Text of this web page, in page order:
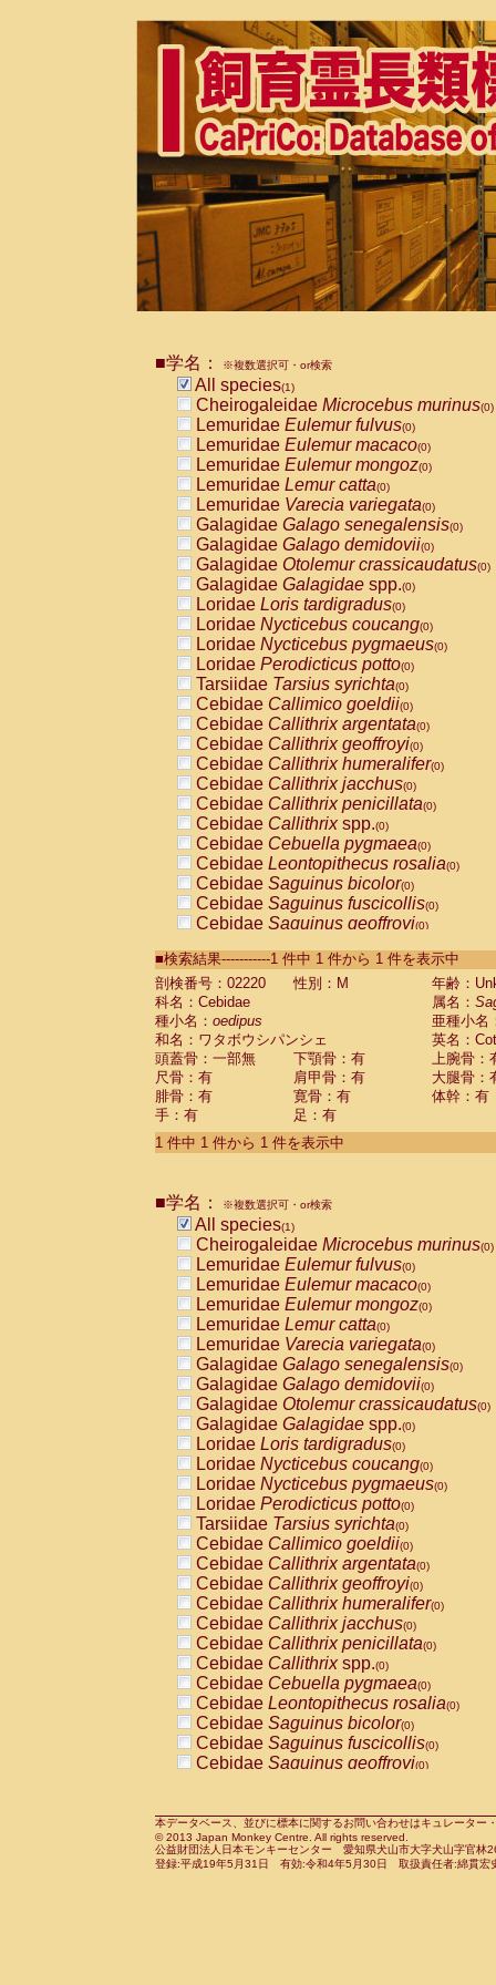
■学名： ※複数選択可・or検索
All species(1)
Cheirogaleidae Microcebus murinus(0)
Lemuridae Eulemur fulvus(0)
Lemuridae Eulemur macaco(0)
Lemuridae Eulemur mongoz(0)
Lemuridae Lemur catta(0)
Lemuridae Varecia variegata(0)
Galagidae Galago senegalensis(0)
Galagidae Galago demidovii(0)
Galagidae Otolemur crassicaudatus(0)
Galagidae Galagidae spp.(0)
Loridae Loris tardigradus(0)
Loridae Nycticebus coucang(0)
Loridae Nycticebus pygmaeus(0)
Loridae Perodicticus potto(0)
Tarsiidae Tarsius syrichta(0)
Cebidae Callimico goeldii(0)
Cebidae Callithrix argentata(0)
Cebidae Callithrix geoffroyi(0)
Cebidae Callithrix humeralifer(0)
Cebidae Callithrix jacchus(0)
Cebidae Callithrix penicillata(0)
Cebidae Callithrixspp.(0)
Cebidae Cebuella pygmaea(0)
Cebidae Leontopithecus rosalia(0)
Cebidae Saguinus bicolor(0)
Cebidae Saguinus fuscicollis(0)
Cebidae Saguinus geoffroyi(0)
CebidaeSaguinus labiatus(0)
Cebidae Saguinus leucopus (0)
Cebidae
Cebidae
CebidaeSaguinus nigricollis (0)
Cebidae Saguinus oedipus
Cebidae Saguinus weddelli
Cebidae Saguinusspp.
Cebidae Aotus trivirgatus
Cebidae Cebus albifrons
CebidaeCebus nigrivittatus
CebidaeCebus
CebidaeSaimiri boliviensis(0)
CebidaeSaimiri sciureus(0)
AtelidaeAlouatta caraya(0)
AtelidaeAlouatta fusca(0)
AtelidaeAlouatta seniculus
AtelidaeAlouattaspp.(0)
AtelidaeAteles belzebuth(0)
AtelidaeAteles geoffroyi(0)
AtelidaeAteles paniscus(0)
AtelidaeAtelesspp.(0)
Atelidae Lagothrix lagothricha
AtelidaeLagothrix lagothricha cana
PitheciidaeCacajao calvus
PitheciidaeCallicebus cupreus
PitheciidaeCallicebus donacophilus
PitheciidaeCallicebus moloch
PitheciidaeCallicebus torquatus
PitheciidaeCallicebusspp.(0)
PitheciidaeChiropotes satanas(0)
PitheciidaePithecia monachus
PitheciidaePithecia pithecia(0)
CercopithecidaeCercocebus agilis
CercopithecidaeCercocebus
CercopithecidaeCercocebus
CercopithecidaeCercocebus
CercopithecidaeCercocebus
CercopithecidaeCercocebushybrid
CercopithecidaePapio anubis(0)
CercopithecidaePapio cynocephalus
CercopithecidaePapio hamadryas(0)
■検索結果-----------1 件中 1 件から 1 件を表示中
剖検番号：02220
性別：M
年齢：
科名：Cebidae
属名：
種小名： oedipus
亜種小名
和名：ワタボウシパンシェ
英名：
頭蓋骨：一部無
下顎骨：有
上腕骨：
尺骨：有
肩甲骨：有
大腿骨：
腓骨：有
寛骨：有
体幹：有
手：有
足：有
1 件中 1 件から 1 件を表示中
■学名： ※複数選択可・or検索
All species(1)
Cheirogaleidae Microcebus murinus(0)
Lemuridae Eulemur fulvus(0)
Lemuridae Eulemur macaco(0)
Lemuridae Eulemur mongoz(0)
Lemuridae Lemur catta(0)
Lemuridae Varecia variegata(0)
Galagidae Galago senegalensis(0)
Galagidae Galago demidovii(0)
Galagidae Otolemur crassicaudatus(0)
Galagidae Galagidae spp.(0)
Loridae Loris tardigradus(0)
Loridae Nycticebus coucang(0)
Loridae Nycticebus pygmaeus(0)
Loridae Perodicticus potto(0)
Tarsiidae Tarsius syrichta(0)
Cebidae Callimico goeldii(0)
Cebidae Callithrix argentata(0)
Cebidae Callithrix geoffroyi(0)
Cebidae Callithrix humeralifer(0)
Cebidae Callithrix jacchus(0)
Cebidae Callithrix penicillata(0)
Cebidae Callithrixspp.(0)
Cebidae Cebuella pygmaea(0)
Cebidae Leontopithecus rosalia(0)
Cebidae Saguinus bicolor(0)
Cebidae Saguinus fuscicollis(0)
Cebidae Saguinus geoffroyi(0)
CebidaeSaguinus leucopus(0)
CebidaeSaguinus midas(0)
Cebidae Saguinus mystax(0)
本データベース、並びに標本に関するお問い合わせはキュレータ
© 2013 Japan Monkey Centre. All rights reserved.
公益財団法人日本モンキーセンター 愛知県犬山市大字犬山字官
登録:平成19年5月31日 有効:令和4年5月30日 取扱責任者:綿貫宏